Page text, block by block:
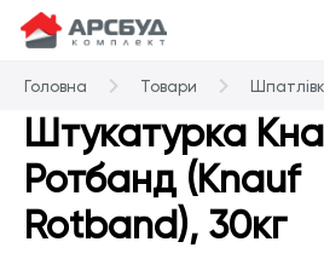
Головна Товари
Штукатурка
Ротбанд (Knauf
Rotband), 30кг